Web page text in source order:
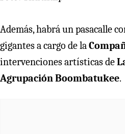
Además, habrá un pasacalle
gigantes a cargo de la
intervenciones artísticas de
Agrupación Boombatukee.